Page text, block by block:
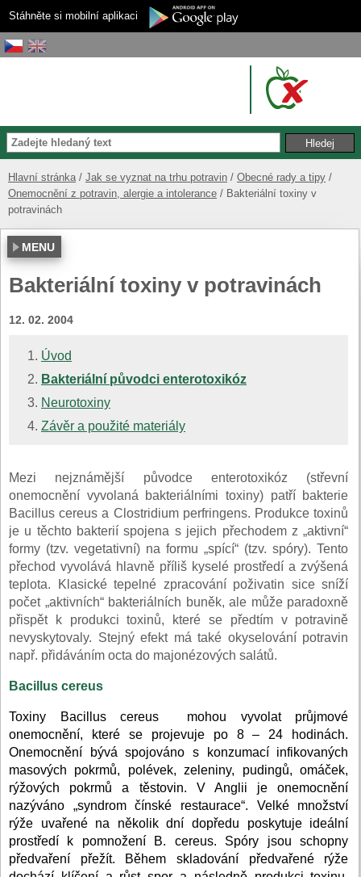
Stáhněte si mobilní aplikaci
Hlavní stránka Jak se vyznat na trhu potravin
Obecné rady a tipy
Onemocnění z potravin, alergie a intolerance
Bakteriální toxiny v
potravinách
MENU
Bakteriální toxiny v potravinách
12. 02. 2004
Úvod
Bakteriální původci enterotoxikóz
Neurotoxiny
Závěr a použité materiály
Mezi nejznámější původce enterotoxikóz (střevní
onemocnění vyvolaná bakteriálními toxiny) patří bakterie
Bacillus cereus a Clostridium perfringens. Produkce toxinů
je u těchto bakterií spojena s jejich přechodem z „aktivní“
formy (tzv. vegetativní) na formu „spící“ (tzv. spóry). Tento
přechod vyvolává hlavně příliš kyselé prostředí a zvýšená
teplota. Klasické tepelné zpracování poživatin sice sníží
počet „aktivních“ bakteriálních buněk, ale může paradoxně
přispět k produkci toxinů, které se předtím v potravině
nevyskytovaly. Stejný efekt má také okyselování potravin
např. přidáváním octa do majonézových salátů.
Bacillus cereus
Toxiny Bacillus cereus mohou vyvolat průjmové
onemocnění, které se projevuje po 8 – 24 hodinách.
Onemocnění bývá spojováno s konzumací infikovaných
masových pokrmů, polévek, zeleniny, pudingů, omáček,
rýžových pokrmů a těstovin. V Anglii je onemocnění
nazýváno „syndrom čínské restaurace“. Velké množství
rýže uvařené na několik dní dopředu poskytuje ideální
prostředí k pomnožení B. cereus. Spóry jsou schopny
předvaření přežít. Během skladování předvařené rýže